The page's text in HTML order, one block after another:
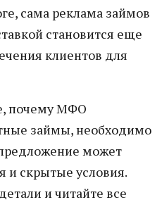
сама реклама займов
становится еще
клиентов для
почему МФО
займы, необходимо
может
и скрытые условия.
и читайте все